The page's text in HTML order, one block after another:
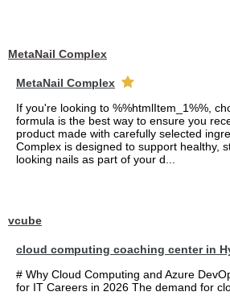
MetaNail Complex
MetaNail Complex
If you're looking to %%htmlItem_1%%,
formula is the best way to ensure you
product made with carefully selected
Complex is designed to support healthy,
looking nails as part of your d...
vcube
cloud computing coaching center in
# Why Cloud Computing and Azure
for IT Careers in 2026 The demand for